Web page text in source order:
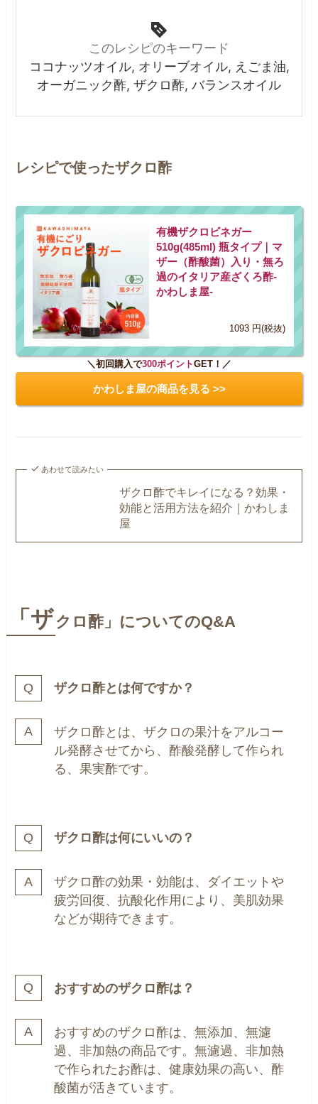
このレシピのキーワード
ココナッツオイル, オリーブオイル, えごま油,
オーガニック酢, ザクロ酢, バランスオイル
レシピで使ったザクロ酢
有機ザクロビネガー
510g(485ml) 瓶タイプ｜マ
ザー（酢酸菌）入り・無ろ
過のイタリア産ざくろ酢-
かわしま屋-
1093 円(税抜)
＼初回購入で300ポイントGET！／
かわしま屋の商品を見る >>
あわせて読みたい
ザクロ酢でキレイになる？効果・
効能と活用方法を紹介｜かわしま
屋
「ザクロ酢」についてのQ&A
ザクロ酢とは何ですか？
ザクロ酢とは、ザクロの果汁をアルコー
ル発酵させてから、酢酸発酵して作られ
る、果実酢です。
ザクロ酢は何にいいの？
ザクロ酢の効果・効能は、ダイエットや
疲労回復、抗酸化作用により、美肌効果
などが期待できます。
おすすめのザクロ酢は？
おすすめのザクロ酢は、無添加、無濾
過、非加熱の商品です。無濾過、非加熱
で作られたお酢は、健康効果の高い、酢
酸菌が活きています。